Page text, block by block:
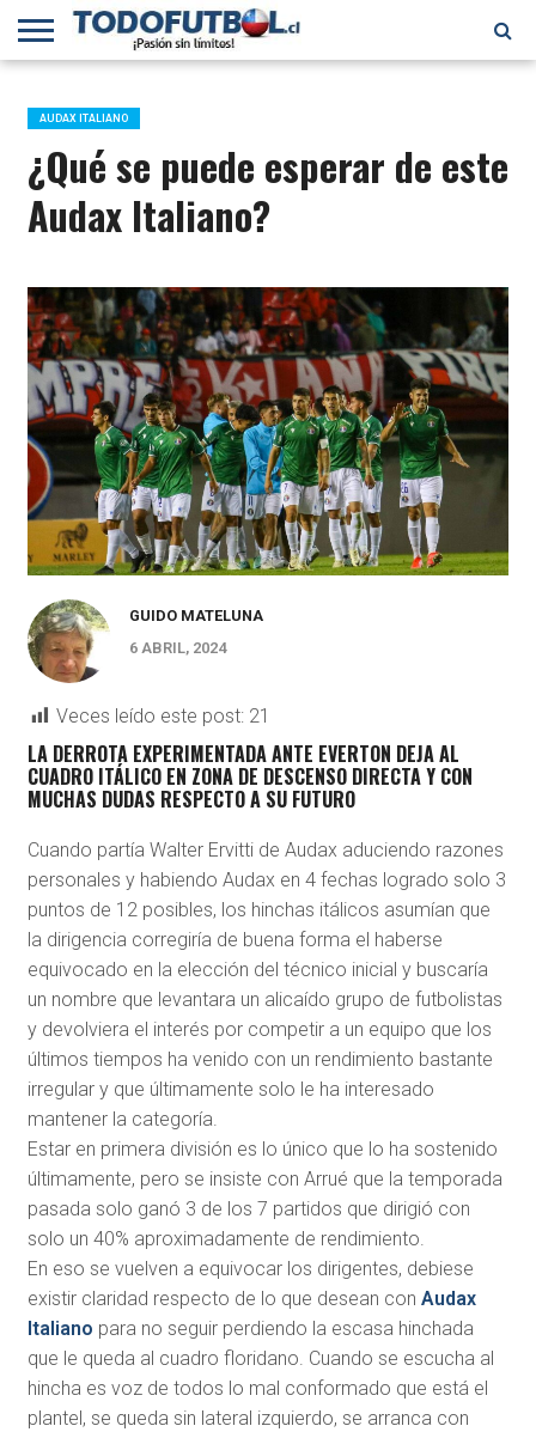
PRIMERA
B
SELECCIÓN
CHILENA
CHILENOS
EN EL
MUNDO
FÚTBOL
INTERNACIONAL
AUDAX ITALIANO
¿Qué se puede esperar de este
Audax Italiano?
GUIDO MATELUNA
6 ABRIL, 2024
Veces leído este post: 21
LA DERROTA EXPERIMENTADA ANTE EVERTON DEJA AL
CUADRO ITÁLICO EN ZONA DE DESCENSO DIRECTA Y CON
MUCHAS DUDAS RESPECTO A SU FUTURO
Cuando partía Walter Ervitti de Audax aduciendo razones
personales y habiendo Audax en 4 fechas logrado solo 3
puntos de 12 posibles, los hinchas itálicos asumían que
la dirigencia corregiría de buena forma el haberse
equivocado en la elección del técnico inicial y buscaría
un nombre que levantara un alicaído grupo de futbolistas
y devolviera el interés por competir a un equipo que los
últimos tiempos ha venido con un rendimiento bastante
irregular y que últimamente solo le ha interesado
mantener la categoría.
Estar en primera división es lo único que lo ha sostenido
últimamente, pero se insiste con Arrué que la temporada
pasada solo ganó 3 de los 7 partidos que dirigió con
solo un 40% aproximadamente de rendimiento.
En eso se vuelven a equivocar los dirigentes, debiese
existir claridad respecto de lo que desean con Audax
Italiano para no seguir perdiendo la escasa hinchada
que le queda al cuadro floridano. Cuando se escucha al
hincha es voz de todos lo mal conformado que está el
plantel, se queda sin lateral izquierdo, se arranca con